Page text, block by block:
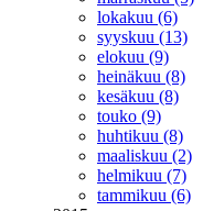
lokakuu (6)
syyskuu (13)
elokuu (9)
heinäkuu (8)
kesäkuu (8)
touko (9)
huhtikuu (8)
maaliskuu (2)
helmikuu (7)
tammikuu (6)